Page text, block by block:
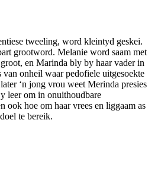
tweeling, word kleintyd geskei.
grootword. Melanie word saam met
en Marinda bly by haar vader in
onheil waar pedofiele uitgesoekte
‘n jong vrou weet Merinda presies
leer om in onuithoudbare
ook hoe om haar vrees en liggaam as
te bereik.